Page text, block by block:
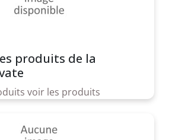
produits de la
voir les produits